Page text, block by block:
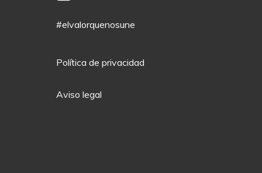
#elvalorquenosune
Política de privacidad
Aviso legal